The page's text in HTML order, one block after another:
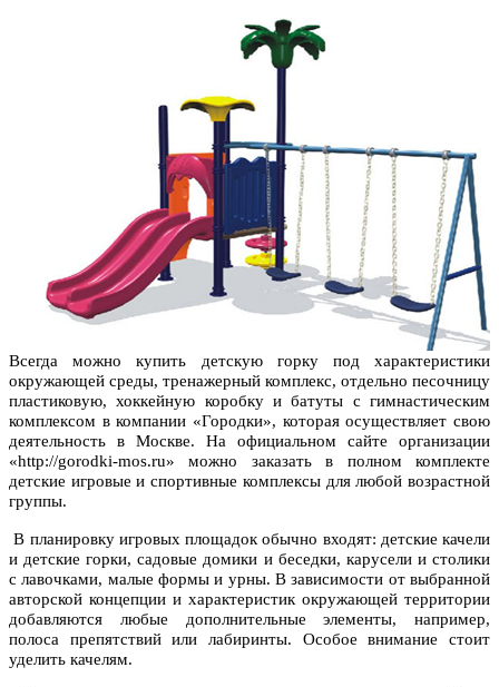
Всегда можно купить детскую горку под характеристики
окружающей среды, тренажерный комплекс, отдельно песочницу
пластиковую, хоккейную коробку и батуты с гимнастическим
комплексом в компании «Городки», которая осуществляет свою
деятельность в Москве. На официальном сайте организации
«http://gorodki-mos.ru» можно заказать в полном комплекте
детские игровые и спортивные комплексы для любой возрастной
группы.
В планировку игровых площадок обычно входят: детские качели
и детские горки, садовые домики и беседки, карусели и столики
с лавочками, малые формы и урны. В зависимости от выбранной
авторской концепции и характеристик окружающей территории
добавляются любые дополнительные элементы, например,
полоса препятствий или лабиринты. Особое внимание стоит
уделить качелям.